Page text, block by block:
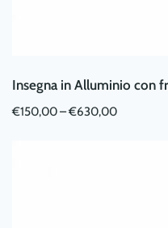
Insegna in Alluminio con
€150,00–€630,00